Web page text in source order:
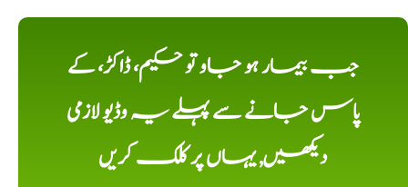
جب بیمار ہو جاو تو حکیم، ڈاکڑ، کے
پاس جانے سے پہلے یہ وڈیو لازمی
دیکھیں, یہاں پر کلک کریں